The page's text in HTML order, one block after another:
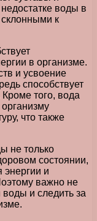
воды в
склонными к
в организме.
и усвоение
способствует
того, вода
что также
не только
состоянии,
энергии и
важно не
и следить за